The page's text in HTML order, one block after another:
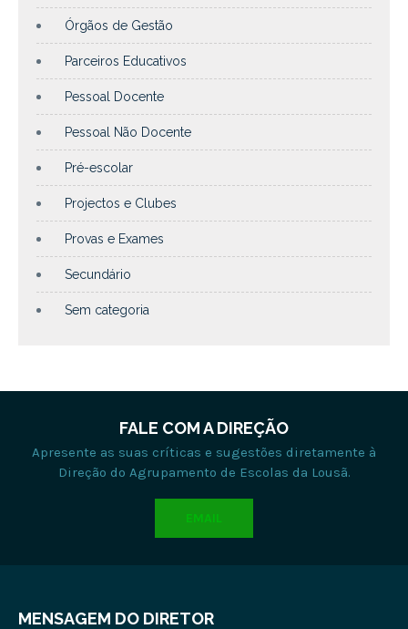
Órgãos de Gestão
Parceiros Educativos
Pessoal Docente
Pessoal Não Docente
Pré-escolar
Projectos e Clubes
Provas e Exames
Secundário
Sem categoria
FALE COM A DIREÇÃO
Apresente as suas críticas e sugestões diretamente à
Direção do Agrupamento de Escolas da Lousã.
EMAIL
MENSAGEM DO DIRETOR